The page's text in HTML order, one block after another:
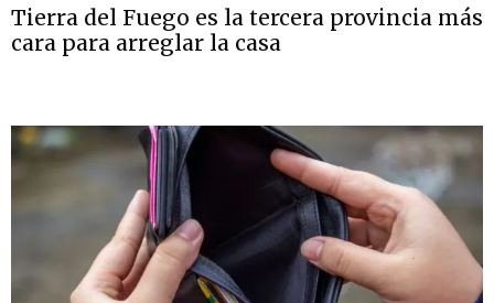
Tierra del Fuego es la tercera provincia más
cara para arreglar la casa